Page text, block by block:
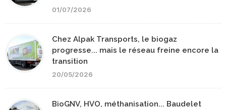
01/07/2026
Chez Alpak Transports, le biogaz
progresse... mais le réseau freine encore la
transition
20/05/2026
BioGNV, HVO, méthanisation... Baudelet